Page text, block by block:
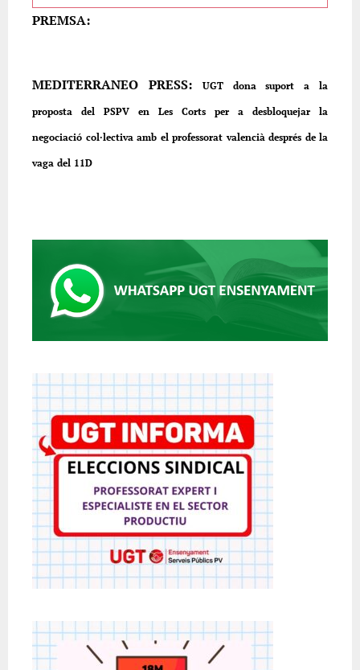
PREMSA:
MEDITERRANEO PRESS: UGT dona suport a la
proposta del PSPV en Les Corts per a desbloquejar la
negociació col·lectiva amb el professorat valencià després de la
vaga del 11D